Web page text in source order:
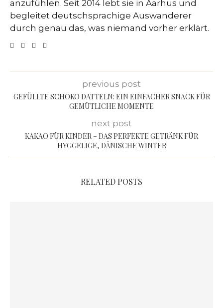
anzufühlen. Seit 2014 lebt sie in Aarhus und
begleitet deutschsprachige Auswanderer
durch genau das, was niemand vorher erklärt.
previous post
GEFÜLLTE SCHOKO DATTELN: EIN EINFACHER SNACK FÜR
GEMÜTLICHE MOMENTE
next post
KAKAO FÜR KINDER – DAS PERFEKTE GETRÄNK FÜR
HYGGELIGE, DÄNISCHE WINTER
RELATED POSTS